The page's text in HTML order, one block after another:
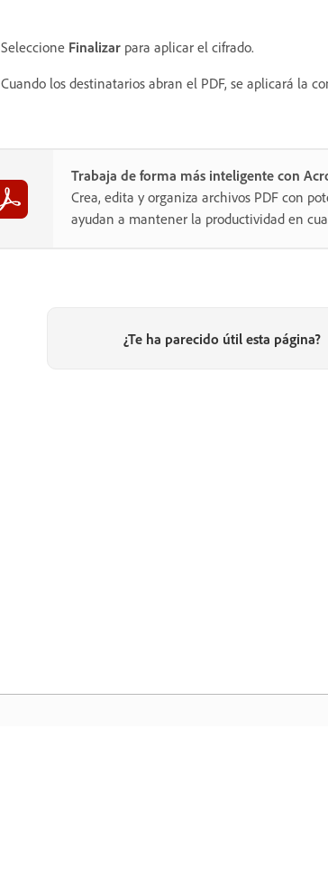
Seleccione Finalizar para aplicar el cifrado.
Cuando los destinatarios abran el PDF, se aplicará la
Trabaja de forma más inteligente con
Crea, edita y organiza archivos PDF con
ayudan a mantener la productividad en
¿Te ha parecido útil esta página?